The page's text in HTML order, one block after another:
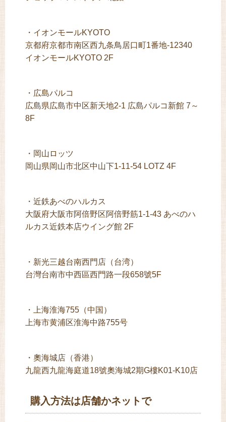
・イオンモールKYOTO
京都府京都市南区西九条鳥居口町1番地-12340
イオンモールKYOTO 2F
・広島パルコ
広島県広島市中区新天地2-1 広島パルコ新館 7～
8F
・岡山ロッツ
岡山県岡山市北区中山下1-11-54 LOTZ 4F
・近鉄あべのハルカス
大阪府大阪市阿倍野区阿倍野筋1-1-43 あべのハ
ルカス近鉄本店ウイング館 2F
・新光三越台南西門店（台湾）
台灣台南市中西區西門路一段658號5F
・上海淮海755（中国）
上海市黄浦区淮海中路755号
・奧海城店（香港）
九龍西九龍海庭道18號奧海城2期G樓K01-K10店
購入方法は店舗かネットで